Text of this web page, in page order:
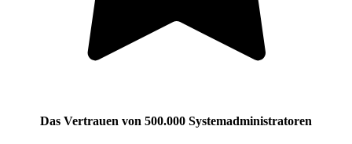
Das Vertrauen von 500.000 Systemadministratoren